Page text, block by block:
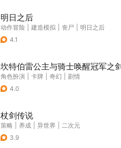
明日之后
动作冒险 建造模拟 丧尸
明日之后
4.1
坎特伯雷公主与骑士唤醒冠军之
角色扮演 卡牌 奇幻
剧情
4.0
杖剑传说
策略 养成 异世界
二次元
3.9